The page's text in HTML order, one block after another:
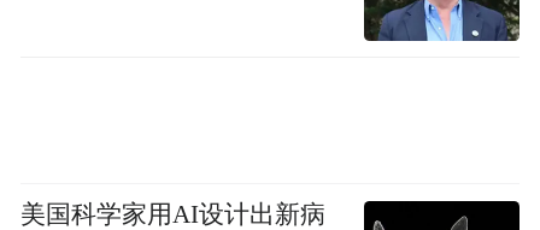
美国科学家用AI设计出新病